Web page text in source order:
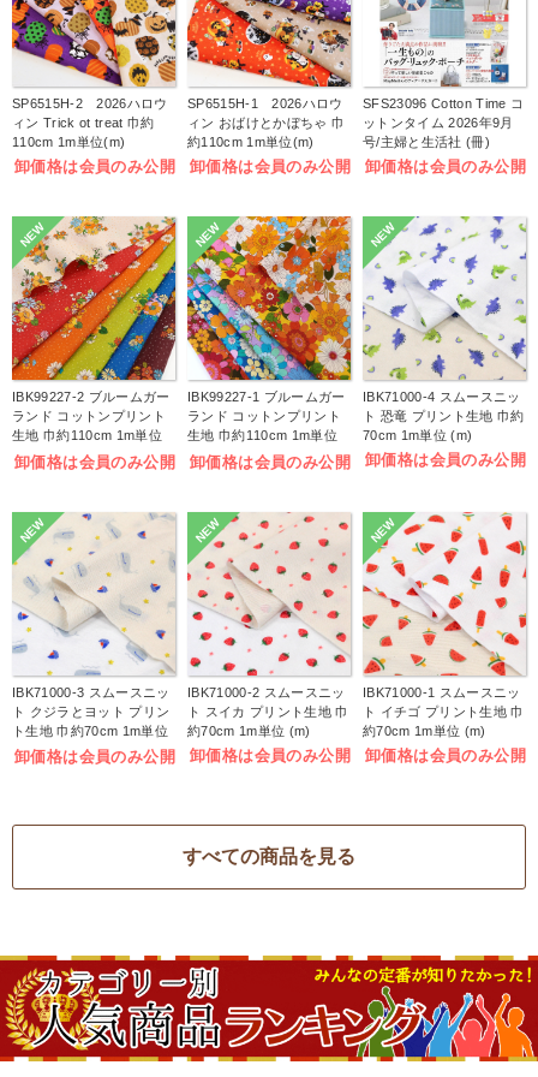
SP6515H-2 2026ハロウ
ィン Trick ot treat 巾約
110cm 1m単位(m)
卸価格は会員のみ公開
SP6515H-1 2026ハロウ
ィン おばけとかぼちゃ 巾
約110cm 1m単位(m)
卸価格は会員のみ公開
SFS23096 Cotton Time コ
ットンタイム 2026年9月
号/主婦と生活社 (冊)
卸価格は会員のみ公開
NEW
IBK99227-2 ブルームガー
ランド コットンプリント
生地 巾約110cm 1m単位
(m)
卸価格は会員のみ公開
NEW
IBK99227-1 ブルームガー
ランド コットンプリント
生地 巾約110cm 1m単位
(m)
卸価格は会員のみ公開
NEW
IBK71000-4 スムースニッ
ト 恐竜 プリント生地 巾約
70cm 1m単位 (m)
卸価格は会員のみ公開
NEW
IBK71000-3 スムースニッ
ト クジラとヨット プリン
ト生地 巾約70cm 1m単位
(m)
卸価格は会員のみ公開
NEW
IBK71000-2 スムースニッ
ト スイカ プリント生地 巾
約70cm 1m単位 (m)
卸価格は会員のみ公開
NEW
IBK71000-1 スムースニッ
ト イチゴ プリント生地 巾
約70cm 1m単位 (m)
卸価格は会員のみ公開
すべての商品を見る